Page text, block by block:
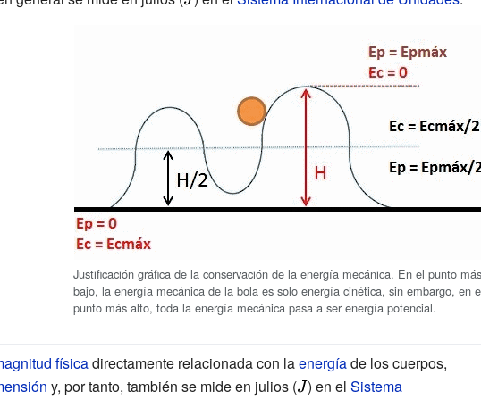
Justificación gráfica de la conservación de la energía mecánica. En el punto
bajo, la energía mecánica de la bola es solo energía cinética, sin embargo, en
punto más alto, toda la energía mecánica pasa a ser energía potencial.
físicadirectamente relacionada con laenergíade los cuerpos,
y, por tanto, también se mide en julios ({\displaystyle
) en el Sistema